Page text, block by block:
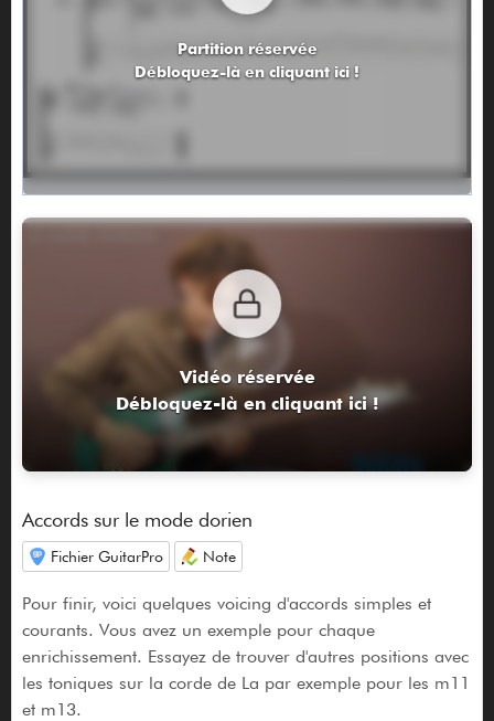
Partition réservée
Débloquez-là en cliquant ici !
Vidéo réservée
Débloquez-là en cliquant ici !
Accords sur le mode dorien
Fichier GuitarPro Note
Pour finir, voici quelques voicing d'accords simples et
courants. Vous avez un exemple pour chaque
enrichissement. Essayez de trouver d'autres positions avec
les toniques sur la corde de La par exemple pour les m11
et m13.